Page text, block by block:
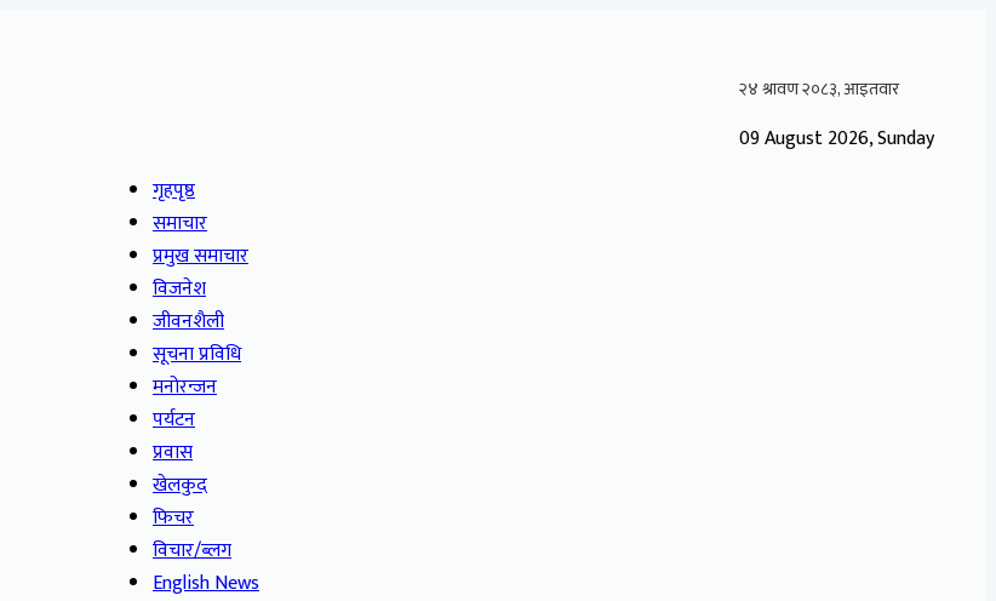
09 August 2026, Sunday
गृहपृष्ठ
समाचार
प्रमुख समाचार
विजनेश
जीवनशैली
सूचना प्रविधि
मनोरन्जन
पर्यटन
प्रवास
खेलकुद
फिचर
विचार/ब्लग
English News